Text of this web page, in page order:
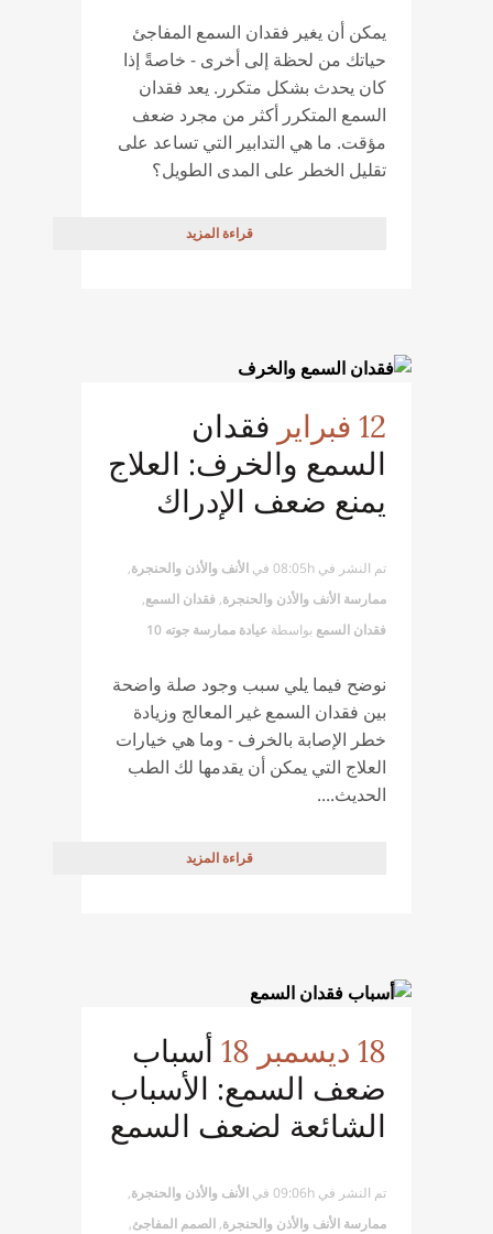
يمكن أن يغير فقدان السمع المفاجئ
حياتك من لحظة إلى أخرى - خاصةً إذا
كان يحدث بشكل متكرر. يعد فقدان
السمع المتكرر أكثر من مجرد ضعف
مؤقت. ما هي التدابير التي تساعد على
تقليل الخطر على المدى الطويل؟
قراءة المزيد
12 فبراير
فقدان
السمع والخرف: العلاج
يمنع ضعف الإدراك
تم النشر في 08:05h في الأنف والأذن والحنجرة,
ممارسة الأنف والأذن والحنجرة, فقدان السمع,
فقدان السمع بواسطة عيادة ممارسة جوته 10
نوضح فيما يلي سبب وجود صلة واضحة
بين فقدان السمع غير المعالج وزيادة
خطر الإصابة بالخرف - وما هي خيارات
العلاج التي يمكن أن يقدمها لك الطب
الحديث....
قراءة المزيد
18 ديسمبر 18
أسباب
ضعف السمع: الأسباب
الشائعة لضعف السمع
تم النشر في 09:06h في الأنف والأذن والحنجرة,
ممارسة الأنف والأذن والحنجرة, الصمم المفاجئ,